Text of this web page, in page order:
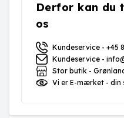
Derfor kan du
os
Kundeservice - +45
Kundeservice -
Stor butik -
Vi er E-mærket - din